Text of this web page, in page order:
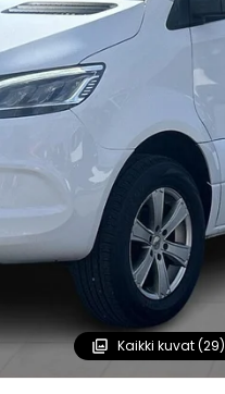
Kaikki kuvat (29)